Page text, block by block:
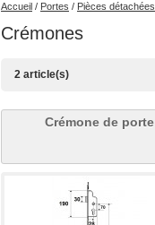
Accueil / Portes / Pièces détachées
Crémones
2 article(s)
Crémone de porte